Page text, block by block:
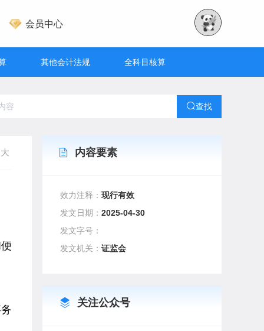
会员中心
其他会计法规 全科目核算
查找
内容要素
效力注释：现行有效
发文日期：2025-04-30
发文字号：
发文机关：证监会
关注公众号
大